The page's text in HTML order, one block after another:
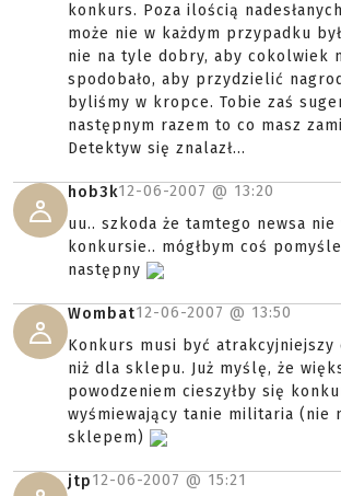
konkurs. Poza ilością
może nie w każdym przypadku
nie na tyle dobry, aby cokolwiek
spodobało, aby przydzielić
byliśmy w kropce. Tobie zaś
następnym razem to co masz
Detektyw się znalazł...
hob3k12-06-2007 @ 13:20
uu.. szkoda że tamtego newsa nie
konkursie.. mógłbym coś
następny
Wombat12-06-2007 @ 13:50
Konkurs musi być atrakcyjniejszy
niż dla sklepu. Już myślę, że
powodzeniem cieszyłby się
wyśmiewający tanie militaria (nie
sklepem)
jtp12-06-2007 @ 15:21